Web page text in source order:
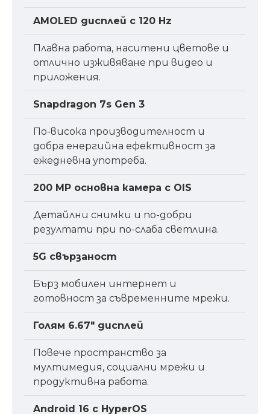
AMOLED дисплей с 120 Hz
Плавна работа, наситени цветове и
отлично изживяване при видео и
приложения.
Snapdragon 7s Gen 3
По-висока производителност и
добра енергийна ефективност за
ежедневна употреба.
200 MP основна камера с OIS
Детайлни снимки и по-добри
резултати при по-слаба светлина.
5G свързаност
Бърз мобилен интернет и
готовност за съвременните мрежи.
Голям 6.67″ дисплей
Повече пространство за
мултимедия, социални мрежи и
продуктивна работа.
Android 16 с HyperOS